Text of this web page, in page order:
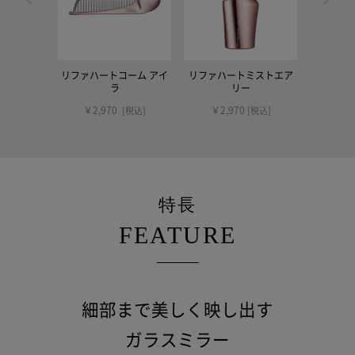
リファハートコーム アイ
ラ
￥2,970 [税込]
リファハートミストエア
リー
￥2,970 [税込]
特長
FEATURE
細部まで美しく映し出す
ガラスミラー